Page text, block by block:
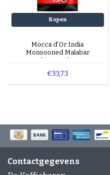
Kopen
Mocca d'Or India
Monsooned Malabar
bonen 1 kg
€33,73
Contactgegevens